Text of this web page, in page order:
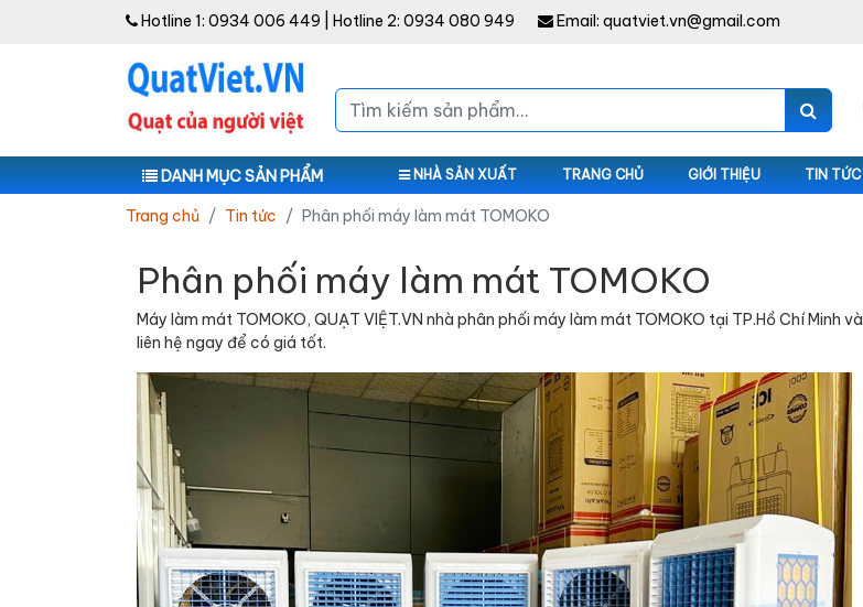
Hotline 1: 0934 006 449 | Hotline 2: 0934 080 949 Email: quatviet.vn@gmail.com
DANH MỤC SẢN PHẨM NHÀ SẢN XUẤT TRANG CHỦ GIỚI THIỆU TIN TỨC
Trang chủ Tin tức Phân phối máy làm mát TOMOKO
Phân phối máy làm mát TOMOKO
Máy làm mát TOMOKO, QUẠT VIỆT.VN nhà phân phối máy làm mát TOMOKO tại TP.Hồ Chí Minh
liên hệ ngay để có giá tốt.